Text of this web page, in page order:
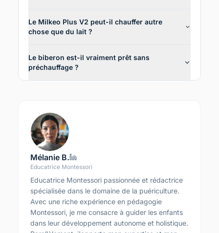
Le Milkeo Plus V2 peut-il chauffer autre
chose que du lait ?
Le biberon est-il vraiment prêt sans
préchauffage ?
Mélanie B.
Educatrice Montessori
Educatrice Montessori passionnée et rédactrice
spécialisée dans le domaine de la puériculture.
Avec une riche expérience en pédagogie
Montessori, je me consacre à guider les enfants
dans leur développement autonome et holistique.